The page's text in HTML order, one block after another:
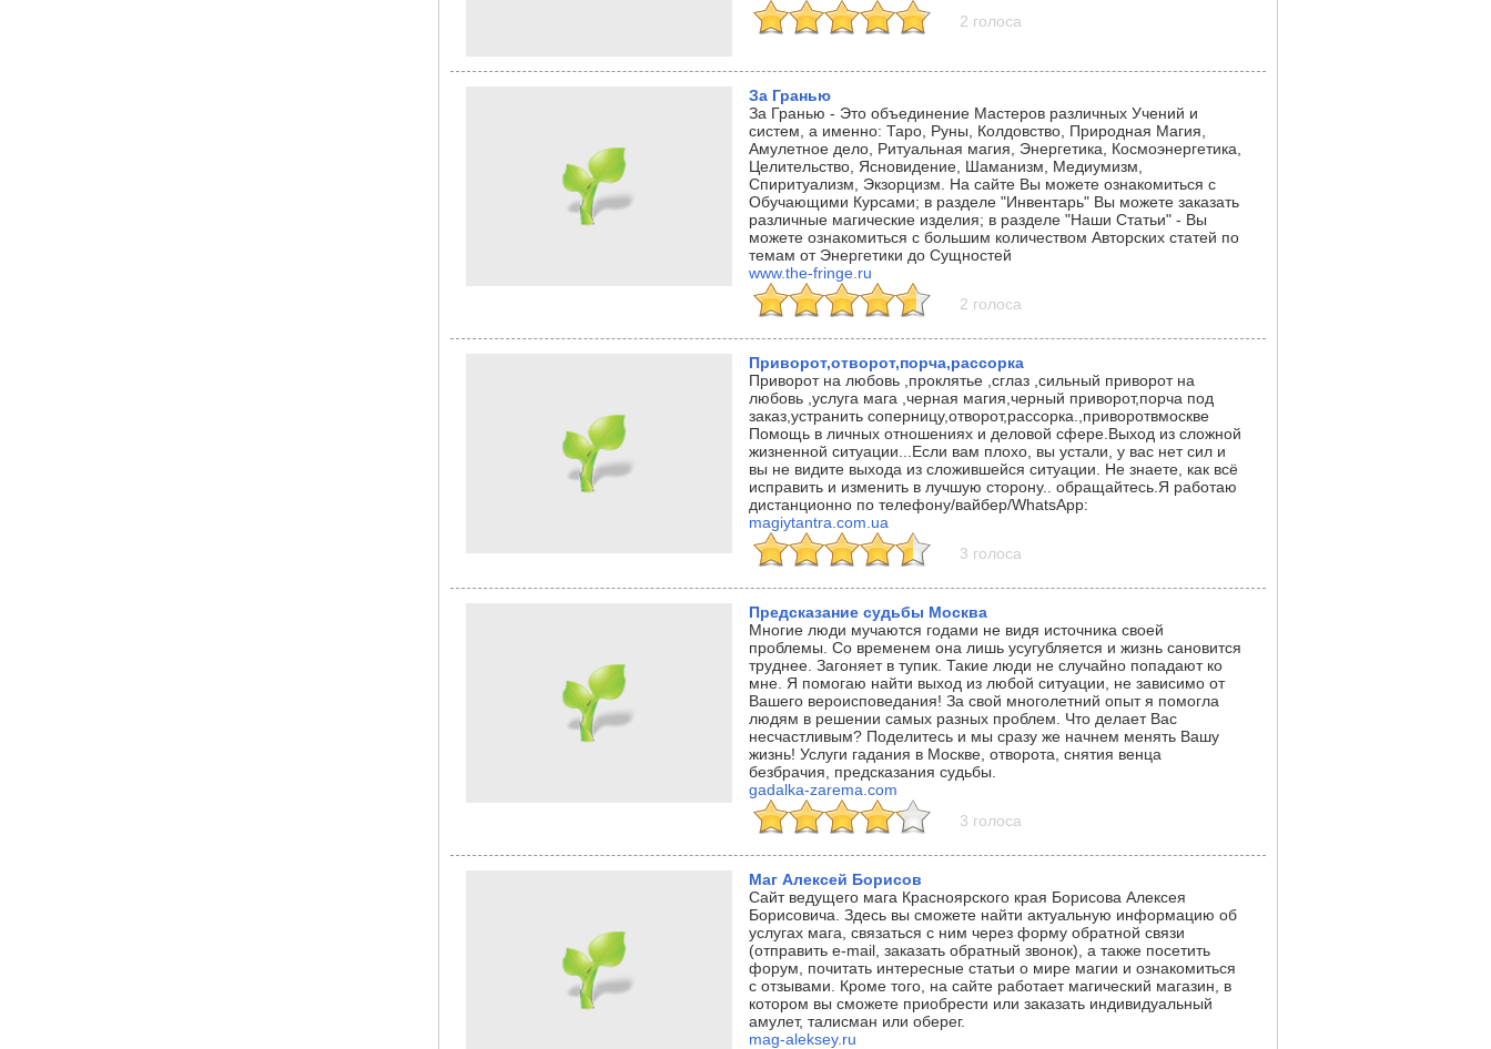
2 голоса
За Гранью
За Гранью - Это объединение Мастеров различных Учений и
систем, а именно: Таро, Руны, Колдовство, Природная Магия,
Амулетное дело, Ритуальная магия, Энергетика, Космоэнергетика,
Целительство, Ясновидение, Шаманизм, Медиумизм,
Спиритуализм, Экзорцизм. На сайте Вы можете ознакомиться с
Обучающими Курсами; в разделе "Инвентарь" Вы можете заказать
различные магические изделия; в разделе "Наши Статьи" - Вы
можете ознакомиться с большим количеством Авторских статей по
темам от Энергетики до Сущностей
www.the-fringe.ru
2 голоса
Приворот,отворот,порча,рассорка
Приворот на любовь ,проклятье ,сглаз ,сильный приворот на
любовь ,услуга мага ,черная магия,черный приворот,порча под
заказ,устранить соперницу,отворот,рассорка.,приворотвмоскве
Помощь в личных отношениях и деловой сфере.Выход из сложной
жизненной ситуации...Если вам плохо, вы устали, у вас нет сил и
вы не видите выхода из сложившейся ситуации. Не знаете, как всё
исправить и изменить в лучшую сторону.. обращайтесь.Я работаю
дистанционно по телефону/вайбер/WhatsApp:
magiytantra.com.ua
3 голоса
Предсказание судьбы Москва
Многие люди мучаются годами не видя источника своей
проблемы. Со временем она лишь усугубляется и жизнь сановится
труднее. Загоняет в тупик. Такие люди не случайно попадают ко
мне. Я помогаю найти выход из любой ситуации, не зависимо от
Вашего вероисповедания! За свой многолетний опыт я помогла
людям в решении самых разных проблем. Что делает Вас
несчастливым? Поделитесь и мы сразу же начнем менять Вашу
жизнь! Услуги гадания в Москве, отворота, снятия венца
безбрачия, предсказания судьбы.
gadalka-zarema.com
3 голоса
Маг Алексей Борисов
Сайт ведущего мага Красноярского края Борисова Алексея
Борисовича. Здесь вы сможете найти актуальную информацию об
услугах мага, связаться с ним через форму обратной связи
(отправить e-mail, заказать обратный звонок), а также посетить
форум, почитать интересные статьи о мире магии и ознакомиться
с отзывами. Кроме того, на сайте работает магический магазин, в
котором вы сможете приобрести или заказать индивидуальный
амулет, талисман или оберег.
mag-aleksey.ru